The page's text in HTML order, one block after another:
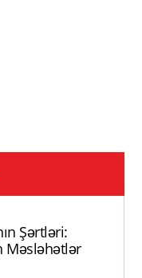
Şərtləri:
Məsləhətlər